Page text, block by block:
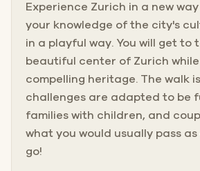
might expect.
Experience Zurich in a new
your knowledge of the city's
in a playful way. You will get to
beautiful center of Zurich
compelling heritage. The walk
challenges are adapted to be
families with children, and
what you would usually pass
go!